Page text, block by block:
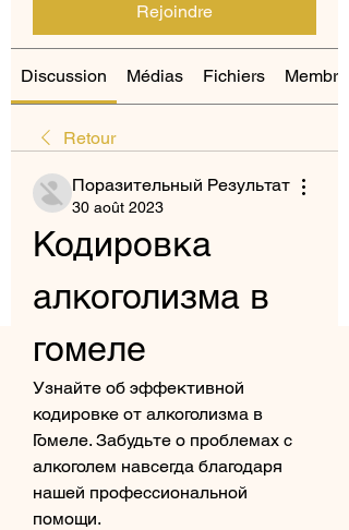
Rejoindre
Discussion Médias Fichiers Membres
Retour
Поразительный Результат
30 août 2023
Кодировка
алкоголизма в
гомеле
Узнайте об эффективной
кодировке от алкоголизма в
Гомеле. Забудьте о проблемах с
алкоголем навсегда благодаря
нашей профессиональной
помощи.